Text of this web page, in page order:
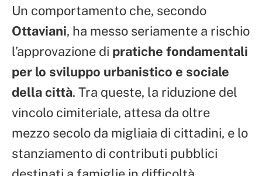
Un comportamento che, secondo
Ottaviani, ha messo seriamente a rischio
l’approvazione di pratiche fondamentali
per lo sviluppo urbanistico e sociale
della città. Tra queste, la riduzione del
vincolo cimiteriale, attesa da oltre
mezzo secolo da migliaia di cittadini, e lo
stanziamento di contributi pubblici